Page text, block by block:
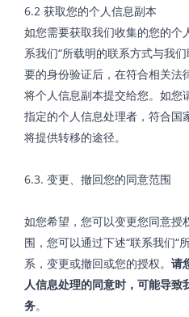
6.2 获取您的个人信息副本
如您需要获取我们收集的您的个
系我们“所载明的联系方式与我
要的身份验证后，在符合相关法
将个人信息副本提交给您。如您
指定的个人信息处理者，符合国
将提供转移的途径。
6.3. 变更、撤回您的同意范围
如您希望，您可以变更您同意授
围，您可以通过下述“联系我们“
系，变更或撤回或您的授权。 请
人信息处理的同意时，可能导
务。